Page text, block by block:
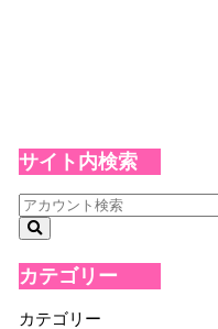
サイト内検索
カテゴリー
カテゴリー